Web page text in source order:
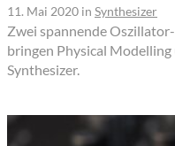
11. Mai 2020 in Synthesizer
Zwei spannende
bringen Physical
Synthesizer.